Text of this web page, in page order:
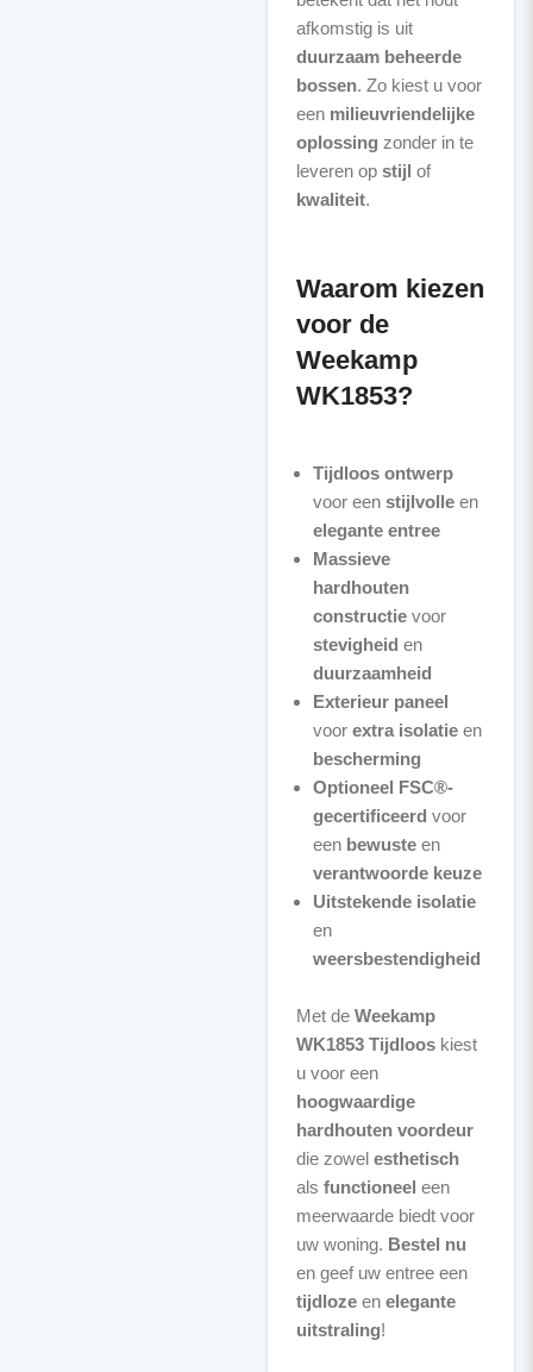
afkomstig is uit
duurzaam beheerde
bossen. Zo kiest u voor
een milieuvriendelijke
oplossing zonder in te
leveren op stijl of
kwaliteit.
Waarom kiezen
voor de
Weekamp
WK1853?
Tijdloos ontwerp
voor een stijlvolleen
elegante entree
Massieve
hardhouten
constructievoor
stevigheid en
duurzaamheid
Exterieur paneel
voor extra isolatieen
bescherming
Optioneel FSC®-
gecertificeerd voor
een bewusteen
verantwoorde keuze
Uitstekende isolatie
en
weersbestendigheid
Met de Weekamp
WK1853 Tijdlooskiest
u voor een
hoogwaardige
hardhouten voordeur
die zowel esthetisch
als functioneel een
meerwaarde biedt voor
uw woning. Bestel nu
en geef uw entree een
tijdlozeen elegante
uitstraling!